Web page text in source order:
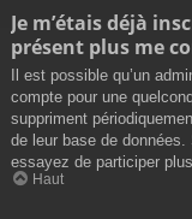
Je m’étais déjà
présent plus me
Il est possible qu’un
compte pour une
suppriment
de leur base de
essayez de participer
Haut